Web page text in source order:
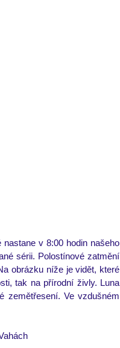
nastane v 8:00 hodin našeho
sérii. Polostínové zatmění
obrázku níže je vidět, které
tak na přírodní živly. Luna
zemětřesení. Ve vzdušném